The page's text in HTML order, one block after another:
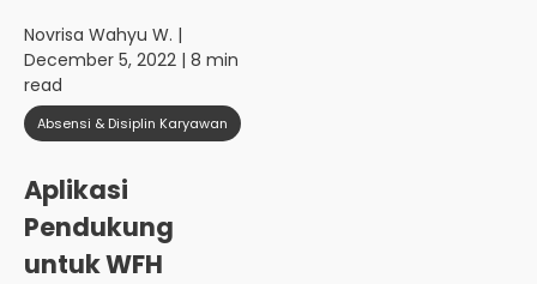
Novrisa Wahyu W. |
December 5, 2022 | 8 min
read
Absensi & Disiplin Karyawan
Aplikasi
Pendukung
untuk WFH